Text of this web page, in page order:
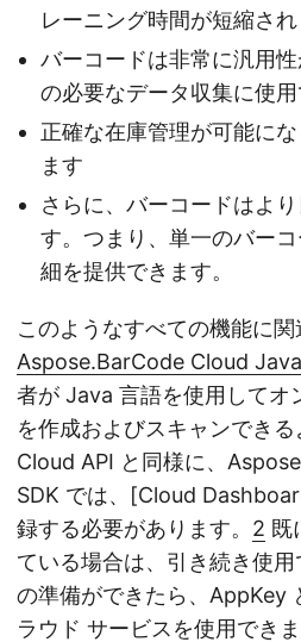
レーニング時間が短縮さ
バーコードは非常に汎用
の必要なデータ収集に使
正確な在庫管理が可能に
ます
さらに、バーコードはよ
す。つまり、単一のバー
細を提供できます。
このようなすべての機能に関
Aspose.BarCode Cloud
者が Java 言語を使用してオ
を作成およびスキャンでき
Cloud API と同様に、
SDK では、[Cloud
録する必要があります。 2 既
ている場合は、引き続き使
の準備ができたら、AppKey
ラウド サービスを使用できま